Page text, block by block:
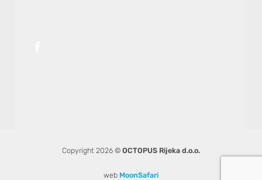
Copyright 2026 © OCTOPUS Rijeka d.o.o.
web MoonSafari